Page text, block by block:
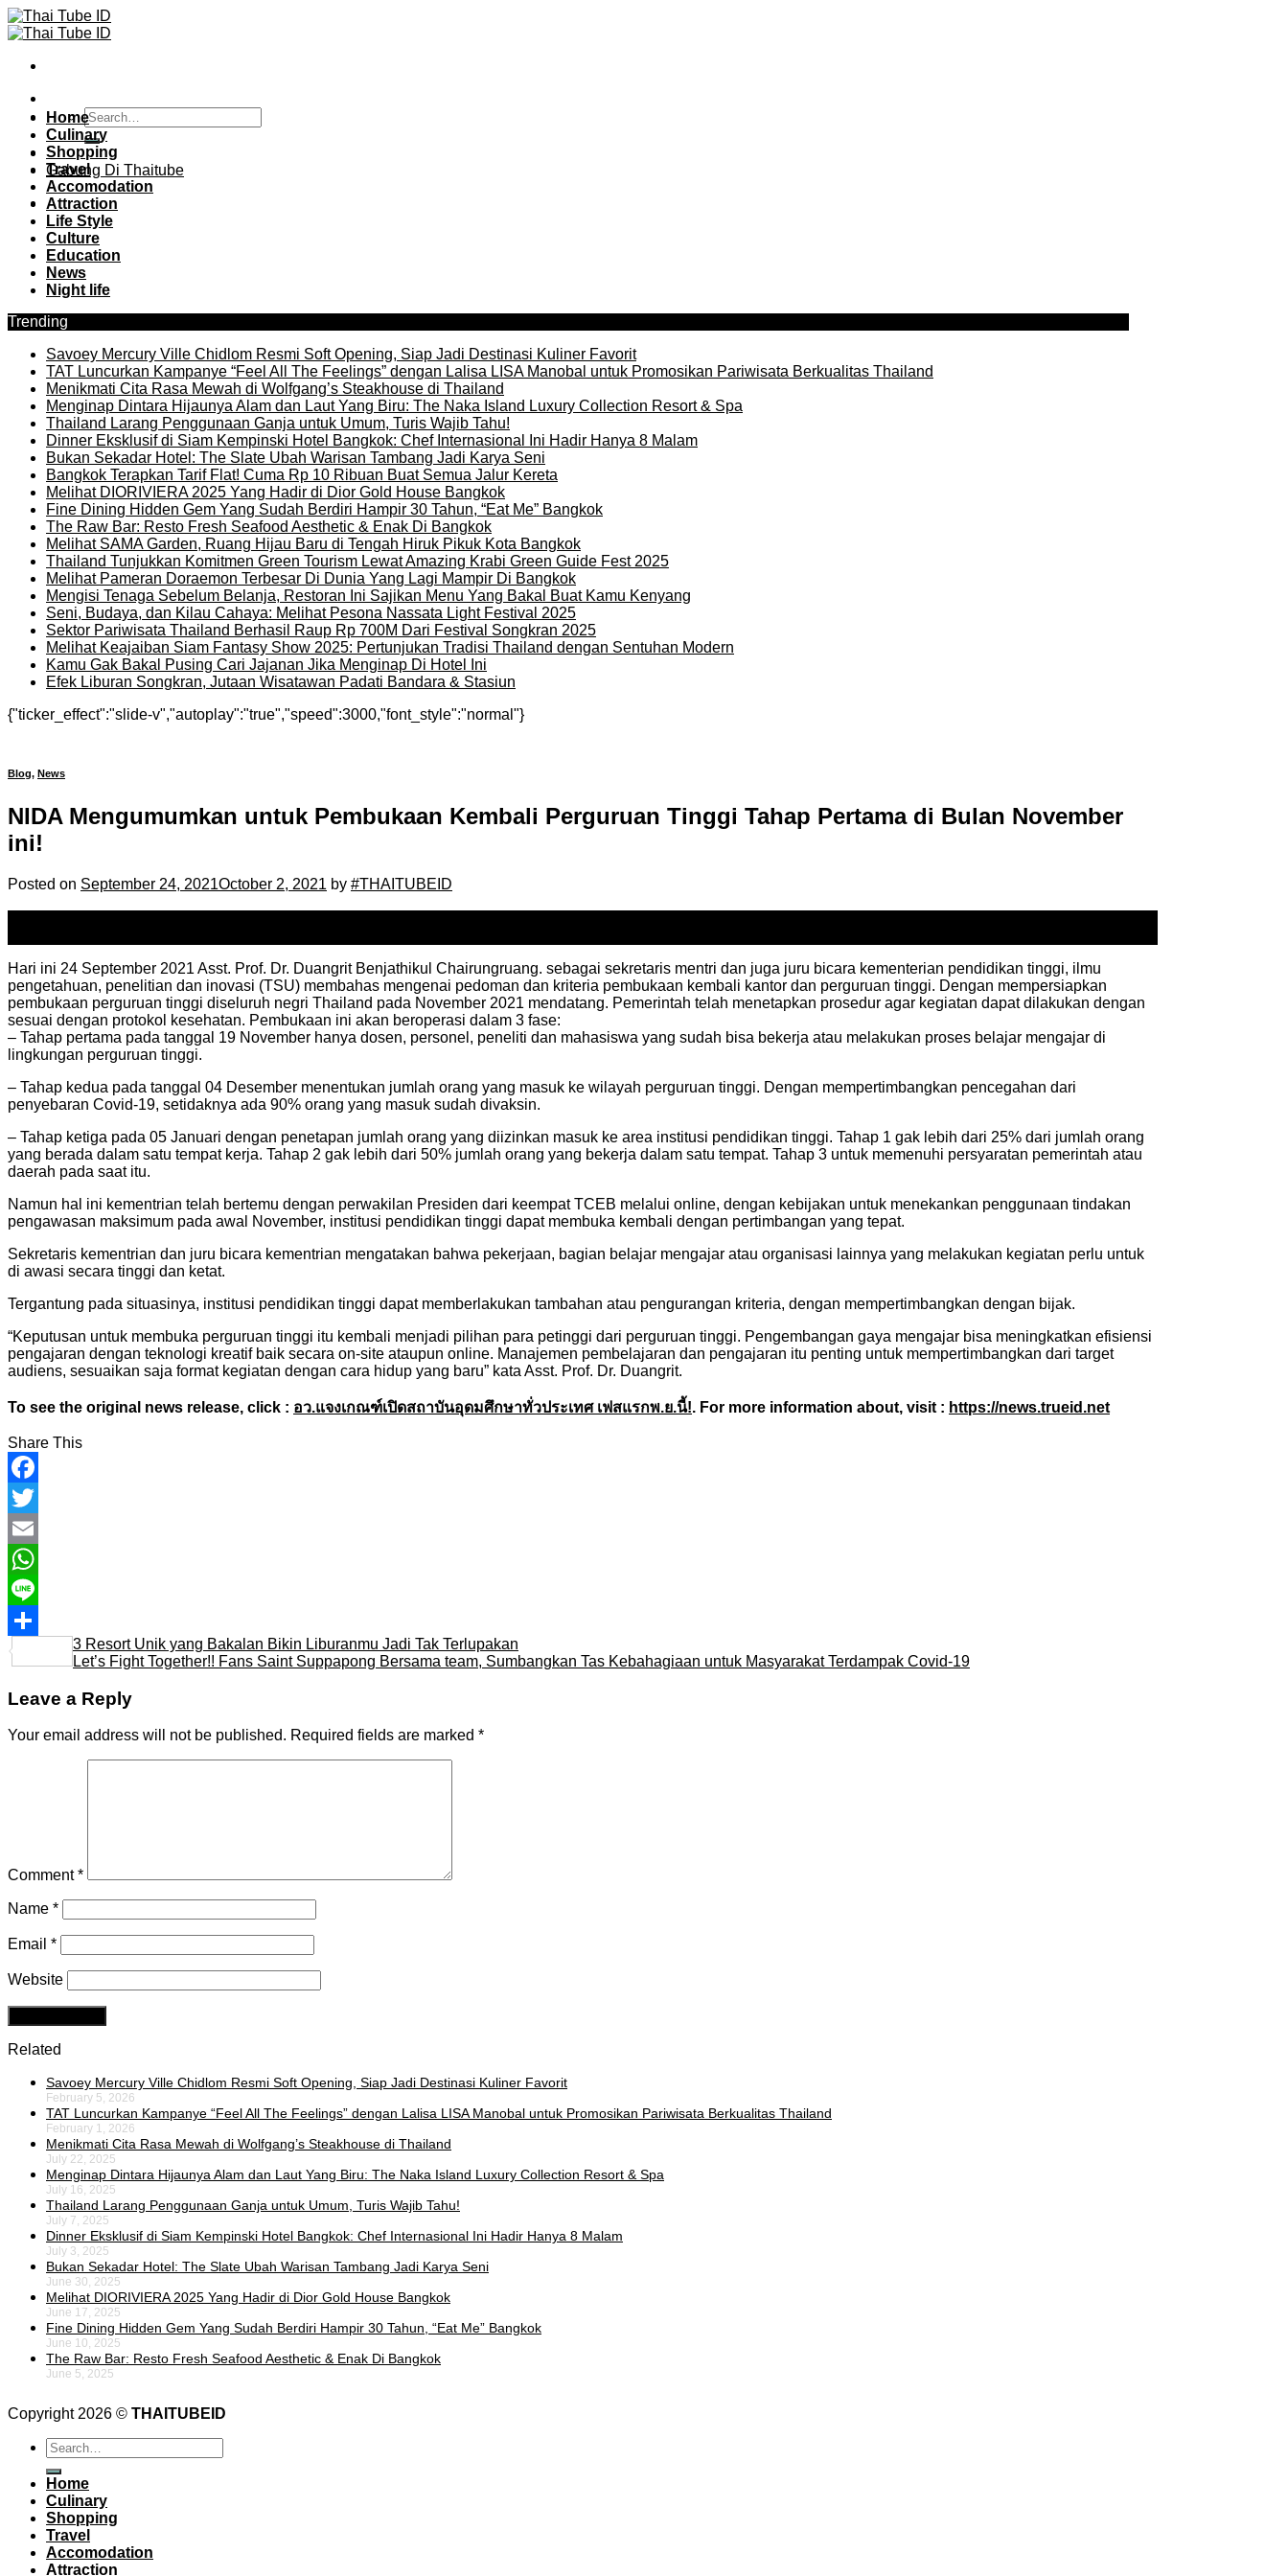
Skip
to
Gabung Di Thaitube
Home
Culinary
Shopping
Travel
Accomodation
Attraction
Life Style
Culture
Education
News
Night life
Trending
Savoey Mercury Ville Chidlom Resmi Soft Opening, Siap Jadi Destinasi Kuliner Favorit
TAT Luncurkan Kampanye “Feel All The Feelings” dengan Lalisa LISA Manobal untuk Promosikan Pariwisata Berkualitas Thailand
Menikmati Cita Rasa Mewah di Wolfgang’s Steakhouse di Thailand
Menginap Dintara Hijaunya Alam dan Laut Yang Biru: The Naka Island Luxury Collection Resort & Spa
Thailand Larang Penggunaan Ganja untuk Umum, Turis Wajib Tahu!
Dinner Eksklusif di Siam Kempinski Hotel Bangkok: Chef Internasional Ini Hadir Hanya 8 Malam
Bukan Sekadar Hotel: The Slate Ubah Warisan Tambang Jadi Karya Seni
Bangkok Terapkan Tarif Flat! Cuma Rp 10 Ribuan Buat Semua Jalur Kereta
Melihat DIORIVIERA 2025 Yang Hadir di Dior Gold House Bangkok
Fine Dining Hidden Gem Yang Sudah Berdiri Hampir 30 Tahun, “Eat Me” Bangkok
The Raw Bar: Resto Fresh Seafood Aesthetic & Enak Di Bangkok
Melihat SAMA Garden, Ruang Hijau Baru di Tengah Hiruk Pikuk Kota Bangkok
Thailand Tunjukkan Komitmen Green Tourism Lewat Amazing Krabi Green Guide Fest 2025
Melihat Pameran Doraemon Terbesar Di Dunia Yang Lagi Mampir Di Bangkok
Mengisi Tenaga Sebelum Belanja, Restoran Ini Sajikan Menu Yang Bakal Buat Kamu Kenyang
Seni, Budaya, dan Kilau Cahaya: Melihat Pesona Nassata Light Festival 2025
Sektor Pariwisata Thailand Berhasil Raup Rp 700M Dari Festival Songkran 2025
Melihat Keajaiban Siam Fantasy Show 2025: Pertunjukan Tradisi Thailand dengan Sentuhan Modern
Kamu Gak Bakal Pusing Cari Jajanan Jika Menginap Di Hotel Ini
Efek Liburan Songkran, Jutaan Wisatawan Padati Bandara & Stasiun
{"ticker_effect":"slide-v","autoplay":"true","speed":3000,"font_style":"normal"}
Blog, News
NIDA Mengumumkan untuk Pembukaan Kembali Perguruan Tinggi Tahap Pertama di Bulan November
ini!
Posted on September 24, 2021October 2, 2021 by #THAITUBEID
Hari ini 24 September 2021 Asst. Prof. Dr. Duangrit Benjathikul Chairungruang. sebagai sekretaris mentri dan juga juru bicara kementerian pendidikan tinggi, ilmu
pengetahuan, penelitian dan inovasi (TSU) membahas mengenai pedoman dan kriteria pembukaan kembali kantor dan perguruan tinggi. Dengan mempersiapkan
pembukaan perguruan tinggi diseluruh negri Thailand pada November 2021 mendatang. Pemerintah telah menetapkan prosedur agar kegiatan dapat dilakukan dengan
sesuai dengan protokol kesehatan. Pembukaan ini akan beroperasi dalam 3 fase:
– Tahap pertama pada tanggal 19 November hanya dosen, personel, peneliti dan mahasiswa yang sudah bisa bekerja atau melakukan proses belajar mengajar di
lingkungan perguruan tinggi.
– Tahap kedua pada tanggal 04 Desember menentukan jumlah orang yang masuk ke wilayah perguruan tinggi. Dengan mempertimbangkan pencegahan dari
penyebaran Covid-19, setidaknya ada 90% orang yang masuk sudah divaksin.
– Tahap ketiga pada 05 Januari dengan penetapan jumlah orang yang diizinkan masuk ke area institusi pendidikan tinggi. Tahap 1 gak lebih dari 25% dari jumlah orang
yang berada dalam satu tempat kerja. Tahap 2 gak lebih dari 50% jumlah orang yang bekerja dalam satu tempat. Tahap 3 untuk memenuhi persyaratan pemerintah atau
daerah pada saat itu.
Namun hal ini kementrian telah bertemu dengan perwakilan Presiden dari keempat TCEB melalui online, dengan kebijakan untuk menekankan penggunaan tindakan
pengawasan maksimum pada awal November, institusi pendidikan tinggi dapat membuka kembali dengan pertimbangan yang tepat.
Sekretaris kementrian dan juru bicara kementrian mengatakan bahwa pekerjaan, bagian belajar mengajar atau organisasi lainnya yang melakukan kegiatan perlu untuk
di awasi secara tinggi dan ketat.
Tergantung pada situasinya, institusi pendidikan tinggi dapat memberlakukan tambahan atau pengurangan kriteria, dengan mempertimbangkan dengan bijak.
“Keputusan untuk membuka perguruan tinggi itu kembali menjadi pilihan para petinggi dari perguruan tinggi. Pengembangan gaya mengajar bisa meningkatkan efisiensi
pengajaran dengan teknologi kreatif baik secara on-site ataupun online. Manajemen pembelajaran dan pengajaran itu penting untuk mempertimbangkan dari target
audiens, sesuaikan saja format kegiatan dengan cara hidup yang baru” kata Asst. Prof. Dr. Duangrit.
To see the original news release, click : อว.แจงเกณฑ์เปิดสถาบันอุดมศึกษาทั่วประเทศ เฟสแรกพ.ย.นี้!. For more information about, visit : https://news.trueid.net
Share This
Facebook
Twitter
Email
WhatsApp
Line
Share
3 Resort Unik yang Bakalan Bikin Liburanmu Jadi Tak Terlupakan
Let’s Fight Together!! Fans Saint Suppapong Bersama team, Sumbangkan Tas Kebahagiaan untuk Masyarakat Terdampak Covid-19
Leave a Reply
Your email address will not be published. Required fields are marked *
Comment*
Name *
Email *
Website
Related
Savoey Mercury Ville Chidlom Resmi Soft Opening, Siap Jadi Destinasi Kuliner Favorit
February 5, 2026
TAT Luncurkan Kampanye “Feel All The Feelings” dengan Lalisa LISA Manobal untuk Promosikan Pariwisata Berkualitas Thailand
February 1, 2026
Menikmati Cita Rasa Mewah di Wolfgang’s Steakhouse di Thailand
July 22, 2025
Menginap Dintara Hijaunya Alam dan Laut Yang Biru: The Naka Island Luxury Collection Resort & Spa
July 16, 2025
Thailand Larang Penggunaan Ganja untuk Umum, Turis Wajib Tahu!
July 7, 2025
Dinner Eksklusif di Siam Kempinski Hotel Bangkok: Chef Internasional Ini Hadir Hanya 8 Malam
July 3, 2025
Bukan Sekadar Hotel: The Slate Ubah Warisan Tambang Jadi Karya Seni
June 30, 2025
Melihat DIORIVIERA 2025 Yang Hadir di Dior Gold House Bangkok
June 17, 2025
Fine Dining Hidden Gem Yang Sudah Berdiri Hampir 30 Tahun, “Eat Me” Bangkok
June 10, 2025
The Raw Bar: Resto Fresh Seafood Aesthetic & Enak Di Bangkok
June 5, 2025
Copyright 2026 © THAITUBEID
Home
Culinary
Shopping
Travel
Accomodation
Attraction